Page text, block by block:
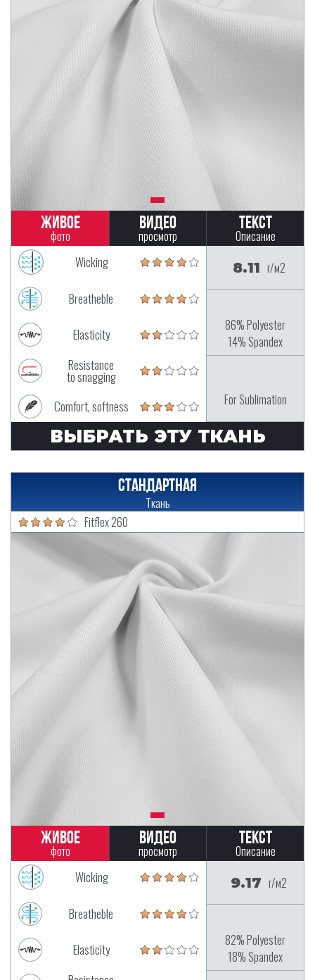
Живое
фото
Видео
просмотр
Текст
Описание
Wicking
Breatheble
Elasticity
Resistance
to snagging
Comfort, softness
8.11 г/м2
86% Polyester
14% Spandex
For Sublimation
ВЫБРАТЬ ЭТУ ТКАНЬ
Стандартная
Ткань
Fitflex 260
Живое
фото
Видео
просмотр
Текст
Описание
Wicking
Breatheble
Elasticity
9.17 г/м2
82% Polyester
18% Spandex